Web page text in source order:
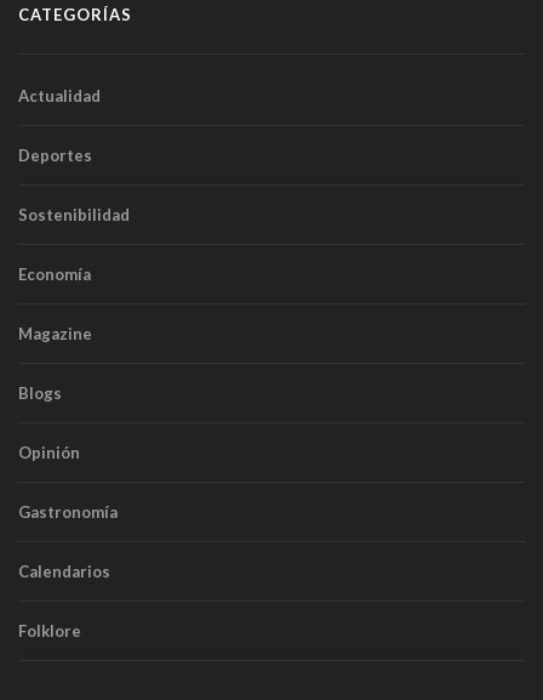
CATEGORÍAS
Actualidad
Deportes
Sostenibilidad
Economía
Magazine
Blogs
Opinión
Gastronomía
Calendarios
Folklore